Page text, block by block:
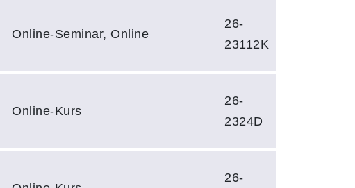
Online-Seminar, Online
26-
23112K
Online-Kurs
26-
2324D
26-